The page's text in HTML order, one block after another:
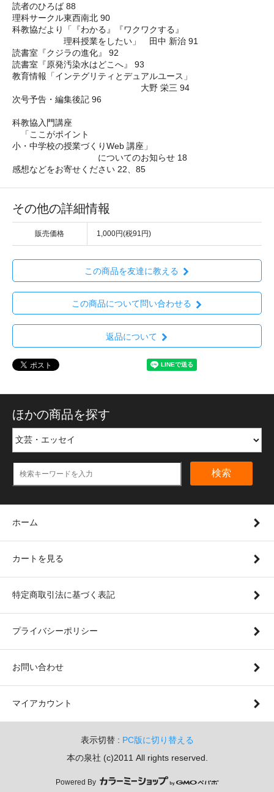
読者のひろば 88
理科サークル東西南北 90
科教協だより「‌『わかる』『ワクワクする』
理科授業をしたい」 田中 新治 91
読書室『クジラの進化』 92
読書室『原発汚染水はどこへ』 93
教育情報‌「インテグリティとデュアルユース」
大野 栄三 94
次号予告・編集後記 96
科教協入門講座
「‌ここがポイント
小・中学校の授業づくりWeb 講座」
についてのお知らせ 18
感想などをお寄せください 22、85
その他の詳細情報
販売価格 1,000円(税91円)
この商品を友達に教える
この商品について問い合わせる
返品について
ほかの商品を探す
検索
ホーム
カートを見る
特定商取引法に基づく表記
プライバシーポリシー
お問い合わせ
マイアカウント
表示切替 : PC版に切り替える
本の泉社 (c)2011 All rights reserved.
Powered By